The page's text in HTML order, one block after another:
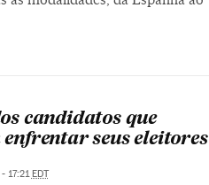
candidatos que
enfrentar seus eleitores
17:21 EDT